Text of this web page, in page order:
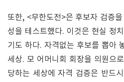
또한, <무한도전>은 후보자 검증
성을 테스트했다. 이것은 현실 정
기도 하다. 자격없는 후보를 뽑아
세상. 모 어머니회 회장을 의원으
당하는 세상에 자격 검증은 반드